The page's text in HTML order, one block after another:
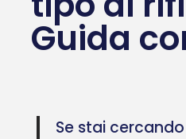
Guida
Se stai